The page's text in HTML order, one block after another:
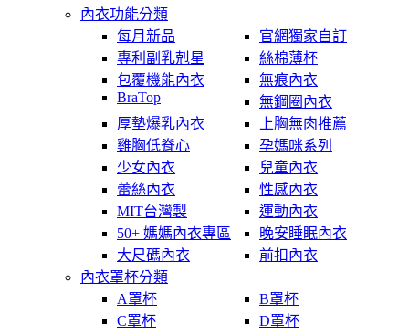
內衣功能分類
每月新品
官網獨家自訂
專利副乳剋星
絲棉薄杯
包覆機能內衣
無痕內衣
BraTop
無鋼圈內衣
厚墊爆乳內衣
上胸無肉推薦
雞胸低脊心
孕媽咪系列
少女內衣
兒童內衣
蕾絲內衣
性感內衣
MIT台灣製
運動內衣
50+ 媽媽內衣專區
晚安睡眠內衣
大尺碼內衣
前扣內衣
內衣罩杯分類
A罩杯
B罩杯
C罩杯
D罩杯